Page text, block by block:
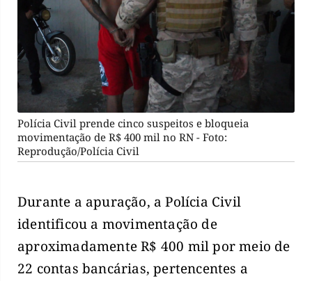
Polícia Civil prende cinco suspeitos e bloqueia
movimentação de R$ 400 mil no RN - Foto:
Reprodução/Polícia Civil
Durante a apuração, a Polícia Civil
identificou a movimentação de
aproximadamente R$ 400 mil por meio de
22 contas bancárias, pertencentes a